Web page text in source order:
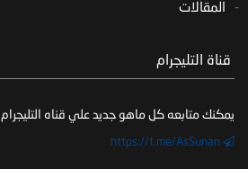
المقالات
‏ قناة التليجرام
يمكنك متابعه كل ماهو جديد علي قناه التليجرام